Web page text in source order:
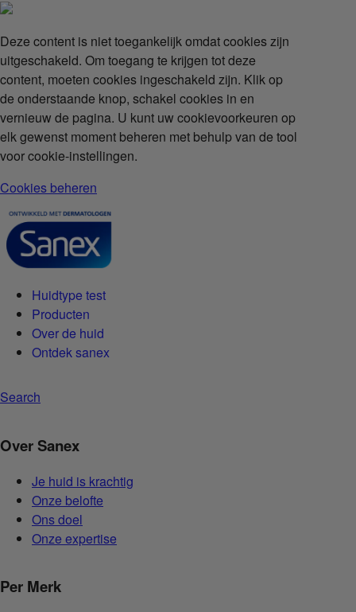
Deze content is niet toegankelijk omdat cookies zijn
uitgeschakeld. Om toegang te krijgen tot deze
content, moeten cookies ingeschakeld zijn. Klik op
de onderstaande knop, schakel cookies in en
vernieuw de pagina. U kunt uw cookievoorkeuren op
elk gewenst moment beheren met behulp van de tool
voor cookie-instellingen.
Cookies beheren
Huidtype test
Producten
Over de huid
Ontdek sanex
Search
Over Sanex
Je huid is krachtig
Onze belofte
Ons doel
Onze expertise
Per Merk